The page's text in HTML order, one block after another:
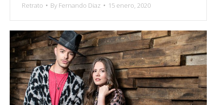
Retrato By Fernando Diaz 15 enero, 2020